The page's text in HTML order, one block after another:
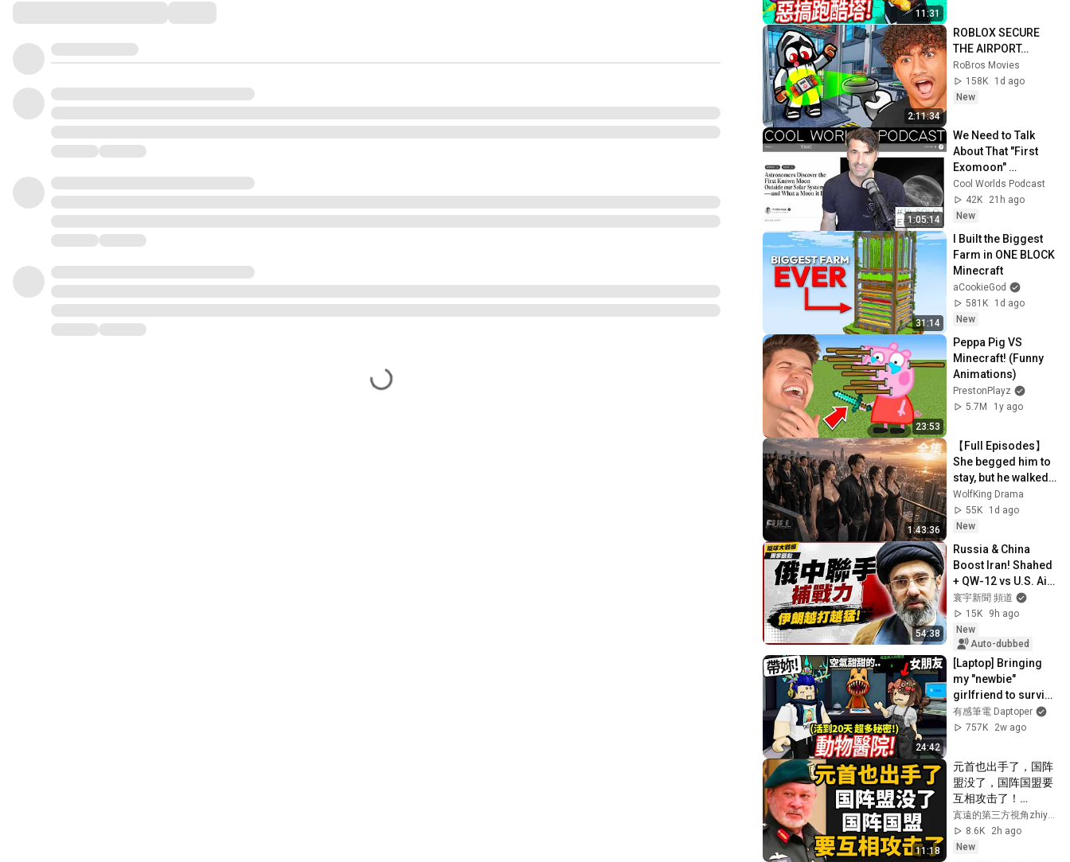
11:31
2:11:34
ROBLOX SECURE
THE AIRPORT…
RoBros Movies
158K
1d ago
New
1:05:14
We Need to Talk
About That "First
Exomoon"
Discovery
Cool Worlds Podcast
42K
21h ago
New
31:14
I Built the Biggest
Farm in ONE BLOCK
Minecraft
aCookieGod
581K
1d ago
New
23:53
Peppa Pig VS
Minecraft! (Funny
Animations)
PrestonPlayz
5.7M
1y ago
1:43:36
【Full Episodes】
She begged him to
stay, but he walked
out. Now she's the
one he can't have.
WolfKing Drama
55K
1d ago
New
54:38
Russia & China
Boost Iran! Shahed
+ QW-12 vs U.S. Air
Defenses
寰宇新聞 頻道
15K
9h ago
New
Auto-dubbed
24:42
[Laptop] Bringing
my "newbie"
girlfriend to survive
20 shifts at the
Animal Hospital!
有感筆電 Daptoper
757K
2w ago
11:18
元首也出手了，国阵
盟没了，国阵国盟要
互相攻击了！
08/08/2026@zhiyua寘遠的第三方視角zhiyuan
8.6K
2h ago
New